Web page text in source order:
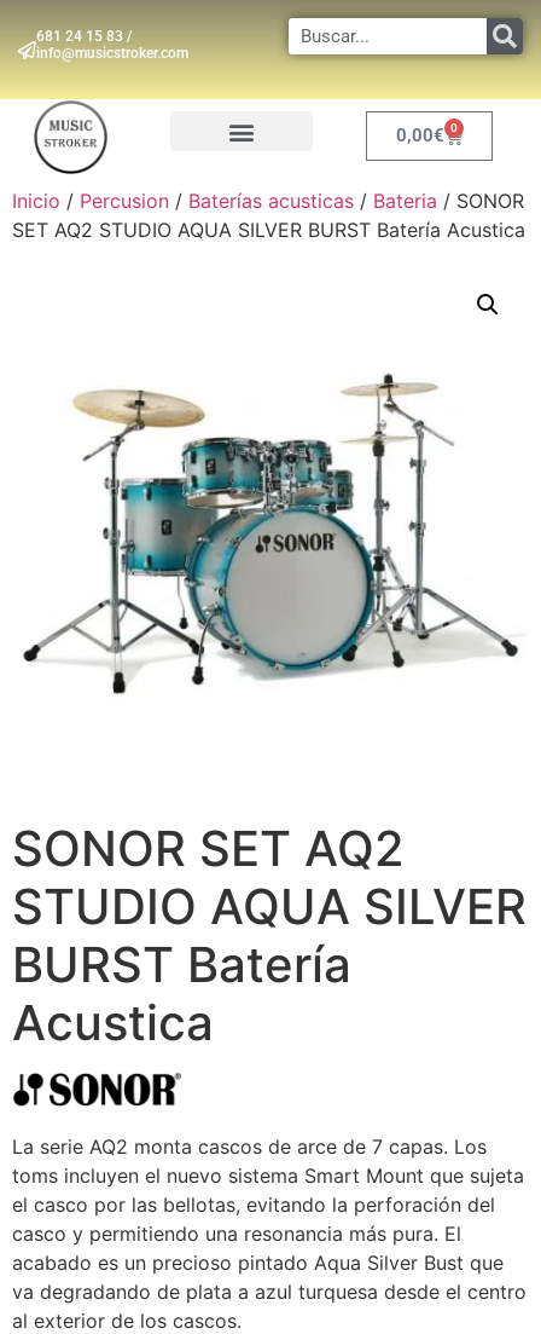
681 24 15 83 /
info@musicstroker.com
0,00€ 0
Inicio / Percusion / Baterías acusticas / Bateria / SONOR
SET AQ2 STUDIO AQUA SILVER BURST Batería Acustica
SONOR SET AQ2
STUDIO AQUA SILVER
BURST Batería
Acustica
La serie AQ2 monta cascos de arce de 7 capas. Los
toms incluyen el nuevo sistema Smart Mount que sujeta
el casco por las bellotas, evitando la perforación del
casco y permitiendo una resonancia más pura. El
acabado es un precioso pintado Aqua Silver Bust que
va degradando de plata a azul turquesa desde el centro
al exterior de los cascos.